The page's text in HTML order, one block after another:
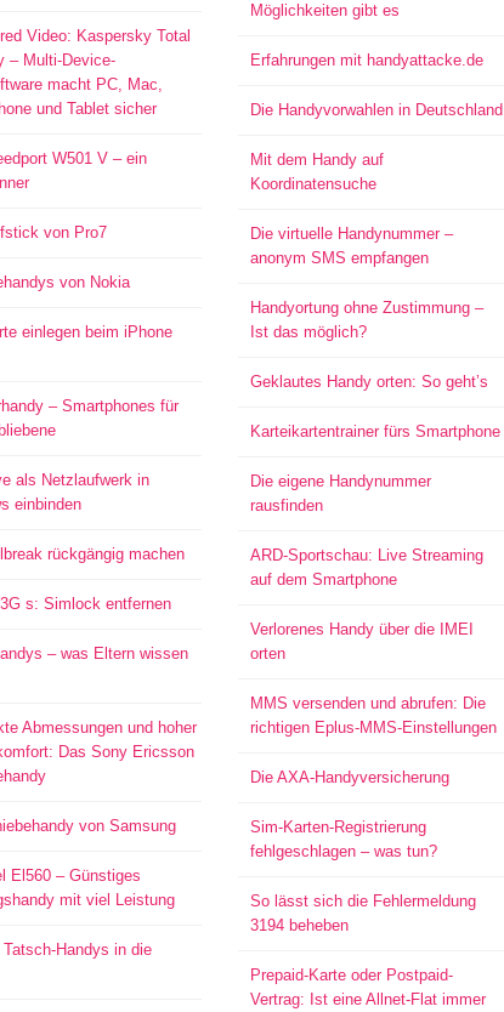
Video: Kaspersky Total
– Multi-Device-
macht PC, Mac,
und Tablet sicher
W501 V – ein
von Pro7
von Nokia
einlegen beim iPhone
– Smartphones für
als Netzlaufwerk in
einbinden
rückgängig machen
s: Simlock entfernen
– was Eltern wissen
Abmessungen und hoher
Das Sony Ericsson
von Samsung
El560 – Günstiges
mit viel Leistung
Tatsch-Handys in die
Möglichkeiten gibt es
Erfahrungen mit handyattacke.de
Die Handyvorwahlen in Deutschland
Mit dem Handy auf
Koordinatensuche
Die virtuelle Handynummer –
anonym SMS empfangen
Handyortung ohne Zustimmung –
Ist das möglich?
Geklautes Handy orten: So geht’s
Karteikartentrainer fürs Smartphone
Die eigene Handynummer
rausfinden
ARD-Sportschau: Live Streaming
auf dem Smartphone
Verlorenes Handy über die IMEI
orten
MMS versenden und abrufen: Die
richtigen Eplus-MMS-Einstellungen
Die AXA-Handyversicherung
Sim-Karten-Registrierung
fehlgeschlagen – was tun?
So lässt sich die Fehlermeldung
3194 beheben
Prepaid-Karte oder Postpaid-
Vertrag: Ist eine Allnet-Flat immer